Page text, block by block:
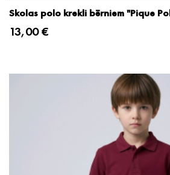
Skolas polo krekli bērniem "Pique
13,00 €